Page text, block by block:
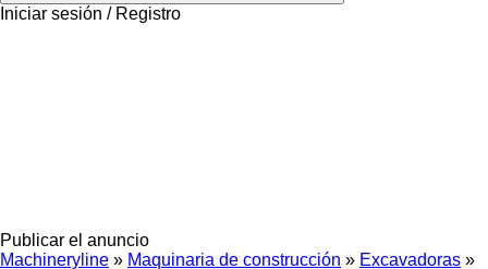
Iniciar sesión / Registro
Publicar el anuncio
Machineryline » Maquinaria de construcción » Excavadoras »